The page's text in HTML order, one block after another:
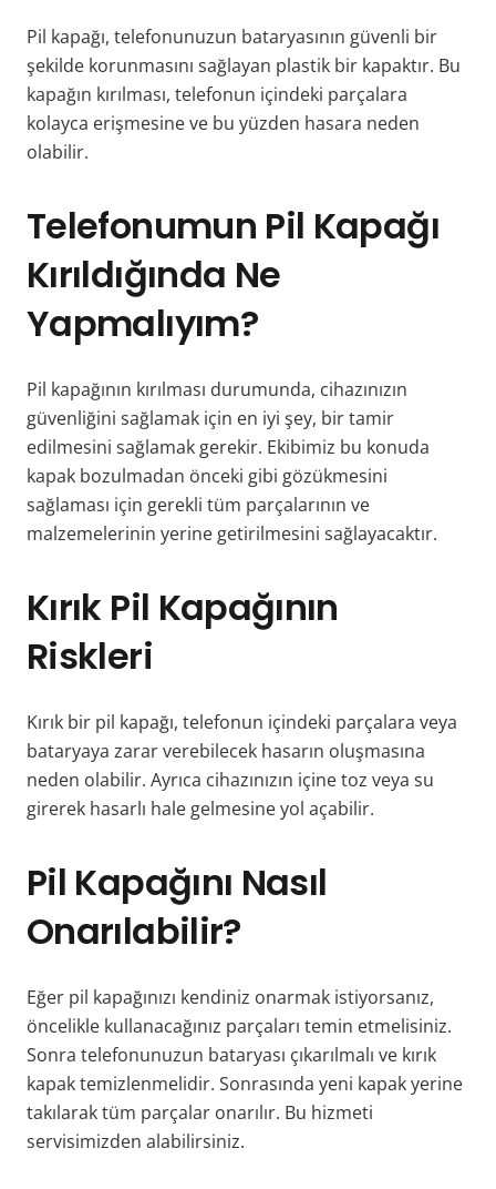
Pil kapağı, telefonunuzun bataryasının güvenli bir
şekilde korunmasını sağlayan plastik bir kapaktır. Bu
kapağın kırılması, telefonun içindeki parçalara
kolayca erişmesine ve bu yüzden hasara neden
olabilir.
Telefonumun Pil Kapağı
Kırıldığında Ne
Yapmalıyım?
Pil kapağının kırılması durumunda, cihazınızın
güvenliğini sağlamak için en iyi şey, bir tamir
edilmesini sağlamak gerekir. Ekibimiz bu konuda
kapak bozulmadan önceki gibi gözükmesini
sağlaması için gerekli tüm parçalarının ve
malzemelerinin yerine getirilmesini sağlayacaktır.
Kırık Pil Kapağının
Riskleri
Kırık bir pil kapağı, telefonun içindeki parçalara veya
bataryaya zarar verebilecek hasarın oluşmasına
neden olabilir. Ayrıca cihazınızın içine toz veya su
girerek hasarlı hale gelmesine yol açabilir.
Pil Kapağını Nasıl
Onarılabilir?
Eğer pil kapağınızı kendiniz onarmak istiyorsanız,
öncelikle kullanacağınız parçaları temin etmelisiniz.
Sonra telefonunuzun bataryası çıkarılmalı ve kırık
kapak temizlenmelidir. Sonrasında yeni kapak yerine
takılarak tüm parçalar onarılır. Bu hizmeti
servisimizden alabilirsiniz.